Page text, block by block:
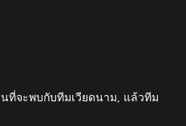
นที่จะพบกับทีมเวียดนาม, แล้วทีม